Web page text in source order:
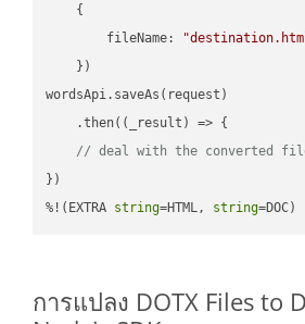
    {
fileName:
    })
wordsApi.saveAs(request)
    .then(
( _result ) => {
// deal with the converted
})
%!(EXTRA string=HTML, string=DOC)
การแปลง DOTX Files to